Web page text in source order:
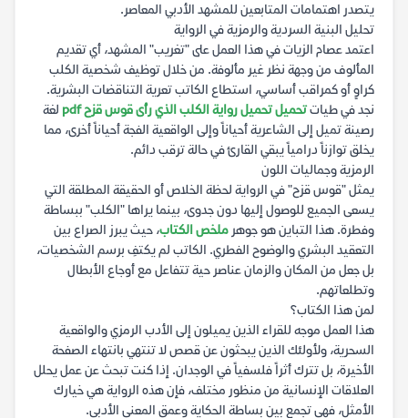
يتصدر اهتمامات المتابعين للمشهد الأدبي المعاصر.
تحليل البنية السردية والرمزية في الرواية
اعتمد عصام الزيات في هذا العمل على "تغريب" المشهد، أي تقديم
المألوف من وجهة نظر غير مألوفة. من خلال توظيف شخصية الكلب
كراوٍ أو كمراقب أساسي، استطاع الكاتب تعرية التناقضات البشرية.
نجد في طياتتحميل تحميل رواية الكلب الذي رأى قوس قزح pdf
لغة
رصينة تميل إلى الشاعرية أحياناً وإلى الواقعية الفجة أحياناً أخرى، مما
يخلق توازناً درامياً يبقي القارئ في حالة ترقب دائم.
الرمزية وجماليات اللون
يمثل "قوس قزح" في الرواية لحظة الخلاص أو الحقيقة المطلقة التي
يسعى الجميع للوصول إليها دون جدوى، بينما يراها "الكلب" ببساطة
وفطرة. هذا التباين هو جوهر ملخص الكتاب، حيث يبرز الصراع بين
التعقيد البشري والوضوح الفطري. الكاتب لم يكتفِ برسم الشخصيات،
بل جعل من المكان والزمان عناصر حية تتفاعل مع أوجاع الأبطال
وتطلعاتهم.
لمن هذا الكتاب؟
هذا العمل موجه للقراء الذين يميلون إلى الأدب الرمزي والواقعية
السحرية، ولأولئك الذين يبحثون عن قصص لا تنتهي بانتهاء الصفحة
الأخيرة، بل تترك أثراً فلسفياً في الوجدان. إذا كنت تبحث عن عمل يحلل
العلاقات الإنسانية من منظور مختلف، فإن هذه الرواية هي خيارك
الأمثل، فهي تجمع بين بساطة الحكاية وعمق المعنى الأدبي.